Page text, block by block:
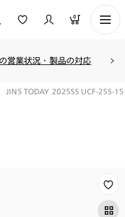
0
営業状況・製品の対応
JINS TODAY 2025SS UCF-25S-